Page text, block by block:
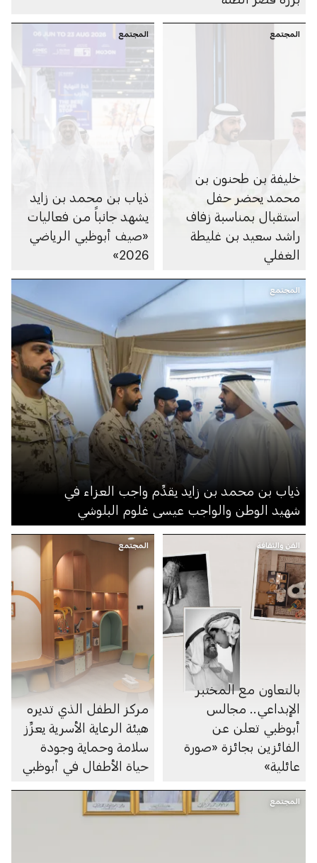
المجتمع
خليفة بن طحنون بن
محمد يحضر حفل
استقبال بمناسبة زفاف
راشد سعيد بن غليطة
الغفلي
المجتمع
ذياب بن محمد بن زايد
يشهد جانباً من فعاليات
«صيف أبوظبي الرياضي
2026»
المجتمع
ذياب بن محمد بن زايد يقدِّم واجب العزاء في
شهيد الوطن والواجب عيسى غلوم البلوشي
الفن والثقافة
بالتعاون مع المختبر
الإبداعي.. مجالس
أبوظبي تعلن عن
الفائزين بجائزة «صورة
عائلية»
المجتمع
مركز الطفل الذي تديره
هيئة الرعاية الأسرية يعزِّز
سلامة وحماية وجودة
حياة الأطفال في أبوظبي
المجتمع